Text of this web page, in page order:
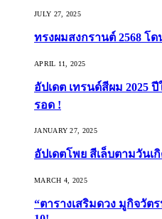
JULY 27, 2025
ทรงผมสงกรานต์ 2568 โ
APRIL 11, 2025
อัปเดต เทรนด์สีผม 2025
รอด !
JANUARY 27, 2025
อัปเดตโพย สีเล็บตามวันเกิ
MARCH 4, 2025
“ตารางเสริมดวง มูกิจวัต